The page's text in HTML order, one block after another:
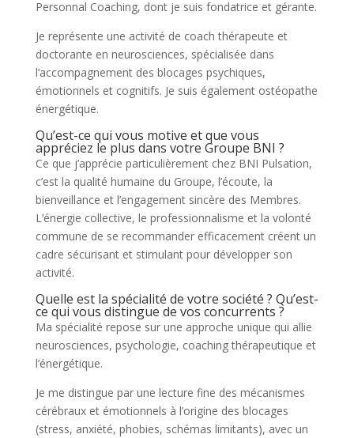
Personnal Coaching, dont je suis fondatrice et gérante.
Je représente une activité de coach thérapeute et
doctorante en neurosciences, spécialisée dans
l’accompagnement des blocages psychiques,
émotionnels et cognitifs. Je suis également ostéopathe
énergétique.
Qu’est-ce qui vous motive et que vous
appréciez le plus dans votre Groupe BNI ?
Ce que j’apprécie particulièrement chez BNI Pulsation,
c’est la qualité humaine du Groupe, l’écoute, la
bienveillance et l’engagement sincère des Membres.
L’énergie collective, le professionnalisme et la volonté
commune de se recommander efficacement créent un
cadre sécurisant et stimulant pour développer son
activité.
Quelle est la spécialité de votre société ? Qu’est-
ce qui vous distingue de vos concurrents ?
Ma spécialité repose sur une approche unique qui allie
neurosciences, psychologie, coaching thérapeutique et
l’énergétique.
Je me distingue par une lecture fine des mécanismes
cérébraux et émotionnels à l’origine des blocages
(stress, anxiété, phobies, schémas limitants), avec un